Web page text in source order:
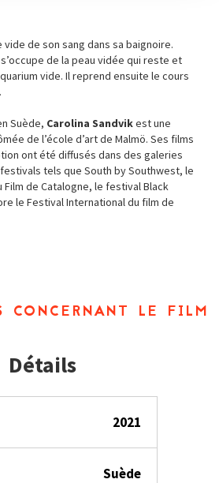
de son sang dans sa baignoire.
de la peau vidée qui reste et
vide. Il reprend ensuite le cours
Suède, Carolina Sandvikest une
de l’école d’art de Malmö. Ses films
ont été diffusés dans des galeries
tels que South by Southwest, le
de Catalogne, le festival Black
le Festival International du film de
concernant le film
Détails
2021
Suède